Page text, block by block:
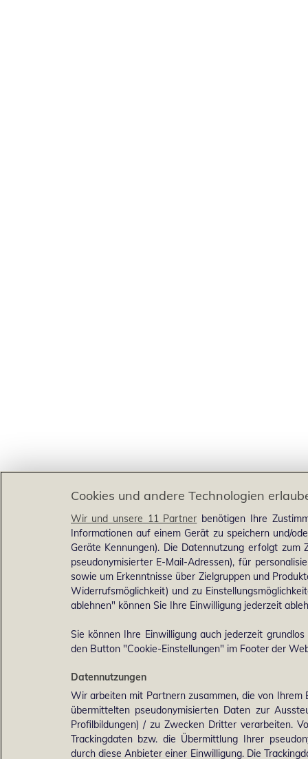
Cookies und andere Technologien
Wir und unsere 11 Partner benötigen Ihre
Informationen auf einem Gerät zu speichern und/
Geräte Kennungen). Die Datennutzung erfolgt
pseudonymisierter E-Mail-Adressen), für
sowie um Erkenntnisse über Zielgruppen und
Widerrufsmöglichkeit) und zu
ablehnen" können Sie Ihre Einwilligung jederzeit
Sie können Ihre Einwilligung auch jederzeit
den Button "Cookie-Einstellungen" im Footer der
Datennutzungen
Wir arbeiten mit Partnern zusammen, die von Ihrem
übermittelten pseudonymisierten Daten zur
Profilbildungen) / zu Zwecken Dritter verarbeiten.
Trackingdaten bzw. die Übermittlung Ihrer
durch diese Anbieter einer Einwilligung. Die